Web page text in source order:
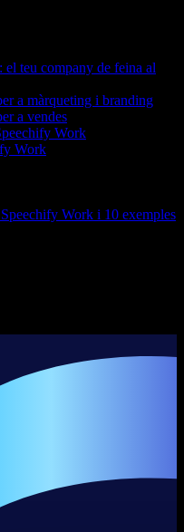
teu company de feina al
a màrqueting i branding
a vendes
Work
Work
Work i 10 exemples